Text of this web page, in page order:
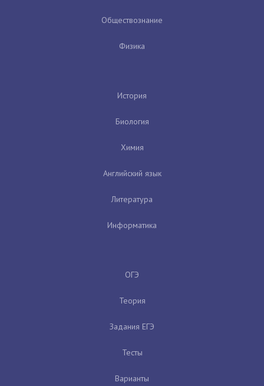
Обществознание
Физика
История
Биология
Химия
Английский язык
Литература
Информатика
ОГЭ
Теория
Задания ЕГЭ
Тесты
Варианты